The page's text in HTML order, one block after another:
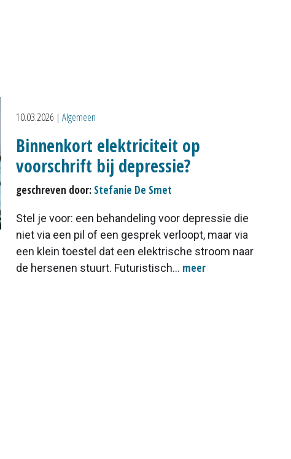
10.03.2026 | Algemeen
Binnenkort elektriciteit op
voorschrift bij depressie?
geschreven door: Stefanie De Smet
Stel je voor: een behandeling voor depressie die
niet via een pil of een gesprek verloopt, maar via
een klein toestel dat een elektrische stroom naar
de hersenen stuurt. Futuristisch... meer